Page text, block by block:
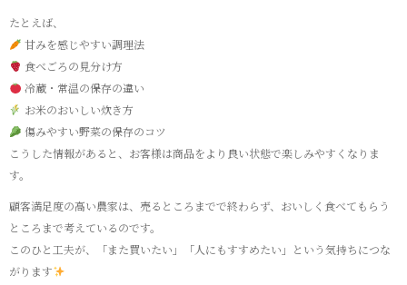
たとえば、
甘みを感じやすい調理法
食べごろの見分け方
冷蔵・常温の保存の違い
お米のおいしい炊き方
傷みやすい野菜の保存のコツ
こうした情報があると、お客様は商品をより良い状態で楽しみやすくなりま
す。
顧客満足度の高い農家は、売るところまでで終わらず、おいしく食べてもらう
ところまで考えているのです。
このひと工夫が、「また買いたい」「人にもすすめたい」という気持ちにつな
がります